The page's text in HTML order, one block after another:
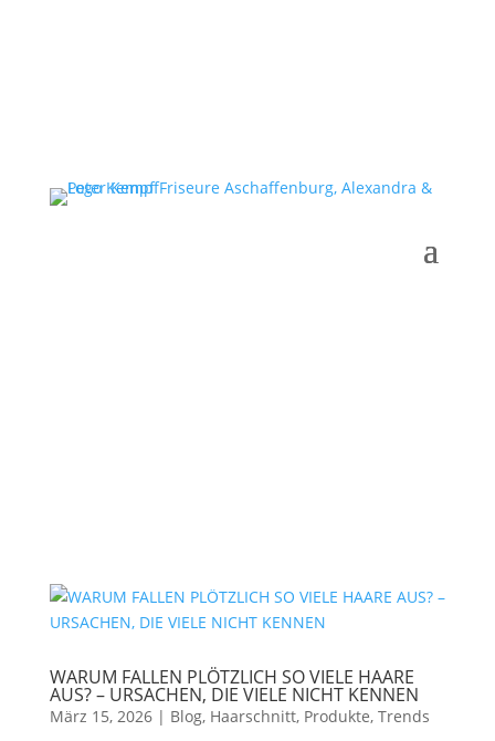
WARUM FALLEN PLÖTZLICH SO VIELE HAARE
AUS? – URSACHEN, DIE VIELE NICHT KENNEN
März 15, 2026| Blog, Haarschnitt, Produkte, Trends